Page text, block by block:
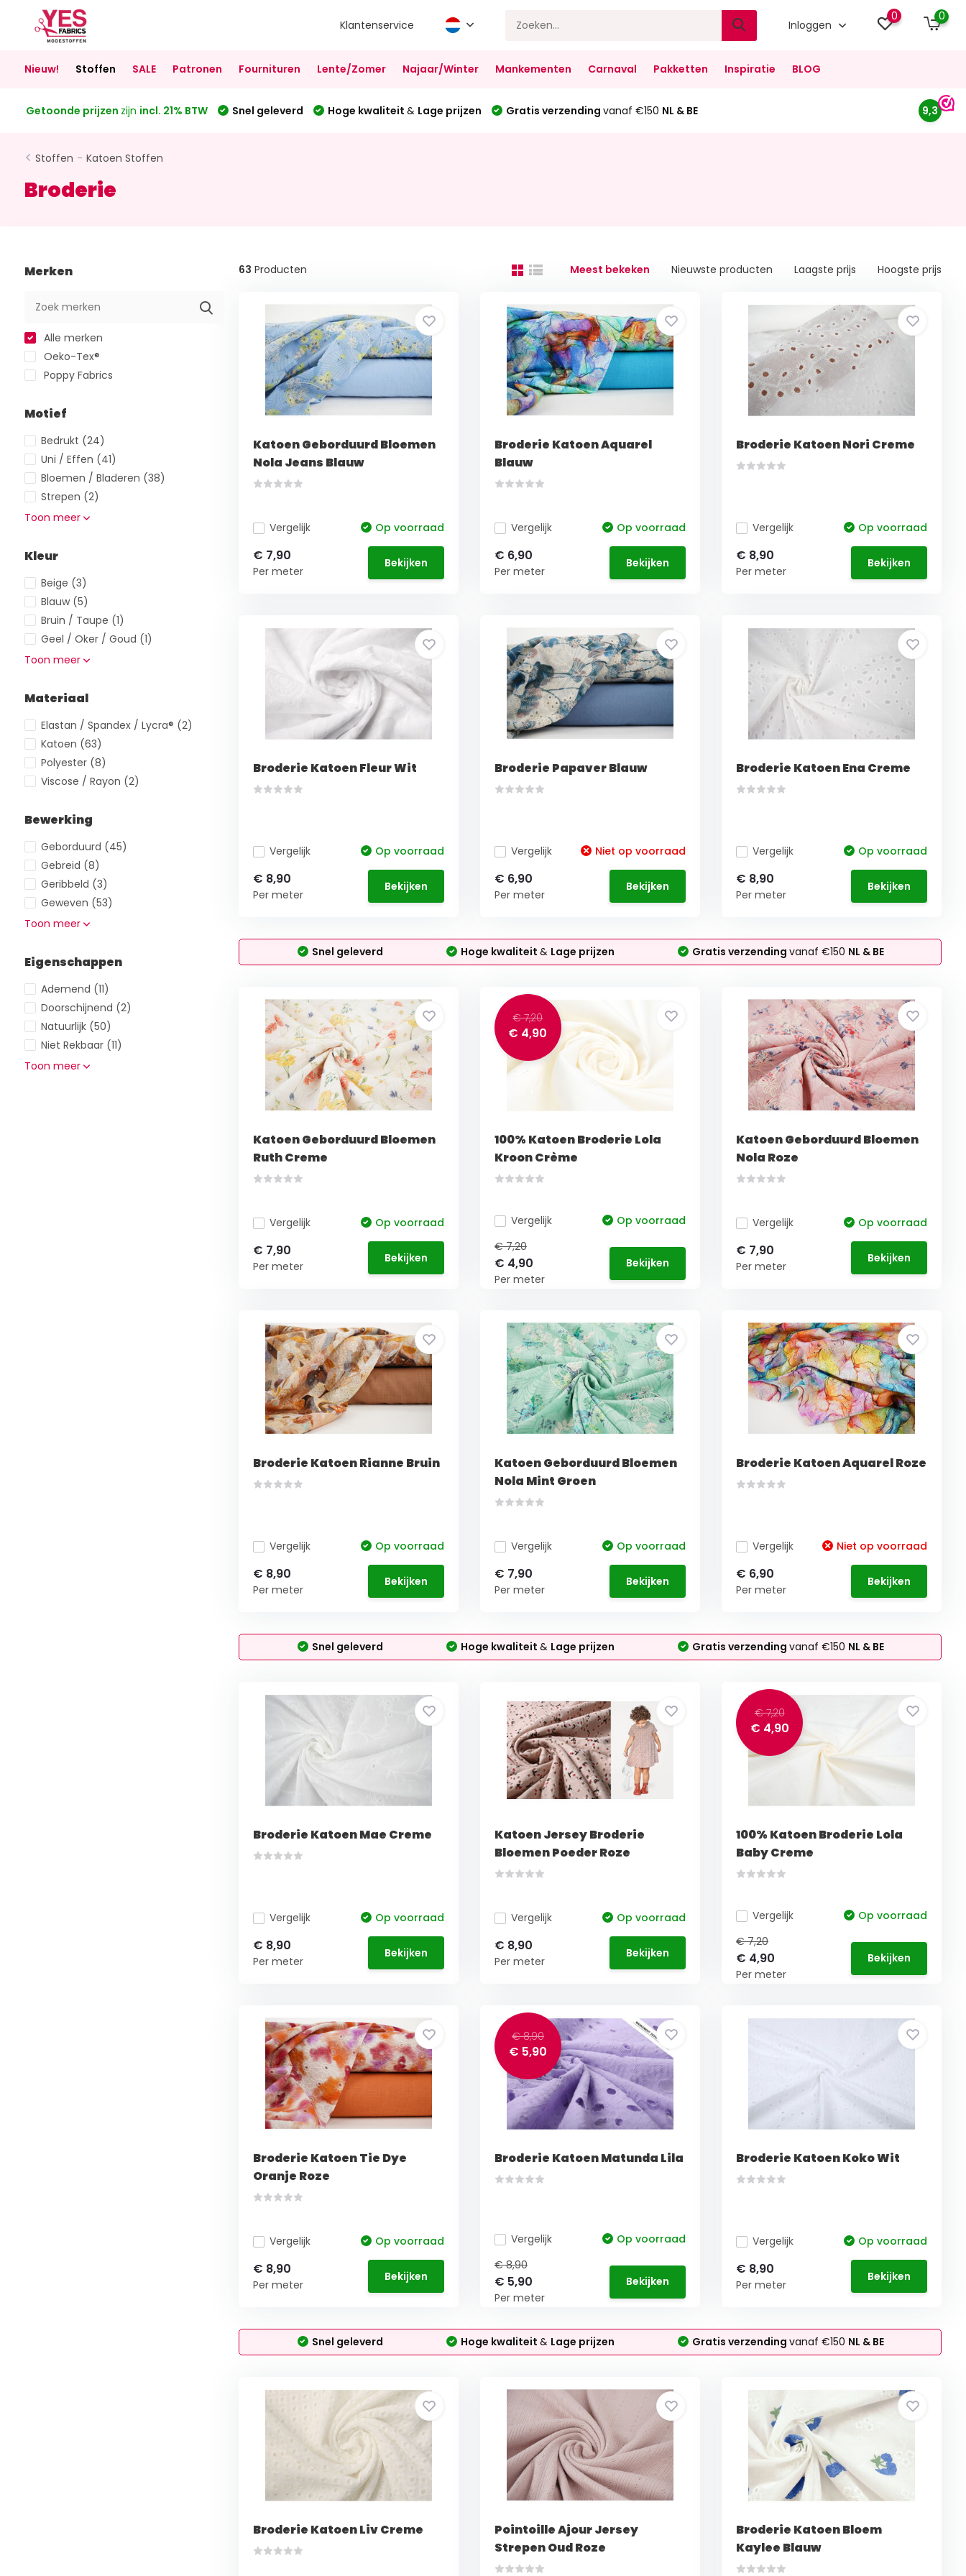
Klantenservice Inloggen
0 0
Nieuw! Stoffen SALE Patronen Fournituren Lente/Zomer Najaar/Winter Mankementen Carnaval Pakketten Inspiratie BLOG
Getoonde prijzen zijn incl. 21% BTW Snel geleverd Hoge kwaliteit & Lage prijzen Gratis verzending vanaf €150 NL & BE 9,3
Stoffen - Katoen Stoffen
Broderie
Merken
Alle merken
Oeko-Tex®
Poppy Fabrics
Motief
Bedrukt (24)
Uni / Effen (41)
Bloemen / Bladeren (38)
Strepen (2)
Toon meer
Kleur
Beige (3)
Blauw (5)
Bruin / Taupe (1)
Geel / Oker / Goud (1)
Toon meer
Materiaal
Elastan / Spandex / Lycra® (2)
Katoen (63)
Polyester (8)
Viscose / Rayon (2)
Bewerking
Geborduurd (45)
Gebreid (8)
Geribbeld (3)
Geweven (53)
Toon meer
Eigenschappen
Ademend (11)
Doorschijnend (2)
Natuurlijk (50)
Niet Rekbaar (11)
Toon meer
63 Producten Meest bekeken Nieuwste producten Laagste prijs Hoogste prijs
Katoen Geborduurd Bloemen
Nola Jeans Blauw
Vergelijk Op voorraad
€ 7,90
Per meter
Bekijken
Broderie Katoen Aquarel
Blauw
Vergelijk Op voorraad
€ 6,90
Per meter
Bekijken
Broderie Katoen Nori Creme
Vergelijk Op voorraad
€ 8,90
Per meter
Bekijken
Broderie Katoen Fleur Wit
Vergelijk Op voorraad
€ 8,90
Per meter
Bekijken
Broderie Papaver Blauw
Vergelijk Niet op voorraad
€ 6,90
Per meter
Bekijken
Broderie Katoen Ena Creme
Vergelijk Op voorraad
€ 8,90
Per meter
Bekijken
Snel geleverd Hoge kwaliteit& Lage prijzen Gratis verzendingvanaf €150 NL & BE
Katoen Geborduurd Bloemen
Ruth Creme
Vergelijk Op voorraad
€ 7,90
Per meter
Bekijken
€ 7,20
€ 4,90
100% Katoen Broderie Lola
Kroon Crème
Vergelijk
Op voorraad
€ 7,20
€ 4,90
Per meter
Bekijken
Katoen Geborduurd Bloemen
Nola Roze
Vergelijk Op voorraad
€ 7,90
Per meter
Bekijken
Broderie Katoen Rianne Bruin
Vergelijk Op voorraad
€ 8,90
Per meter
Bekijken
Katoen Geborduurd Bloemen
Nola Mint Groen
Vergelijk Op voorraad
€ 7,90
Per meter
Bekijken
Broderie Katoen Aquarel Roze
Vergelijk Niet op voorraad
€ 6,90
Per meter
Bekijken
Snel geleverd Hoge kwaliteit& Lage prijzen Gratis verzendingvanaf €150 NL & BE
Broderie Katoen Mae Creme
Vergelijk Op voorraad
€ 8,90
Per meter
Bekijken
Katoen Jersey Broderie
Bloemen Poeder Roze
Vergelijk Op voorraad
€ 8,90
Per meter
Bekijken
€ 7,20
€ 4,90
100% Katoen Broderie Lola
Baby Creme
Vergelijk
Op voorraad
€ 7,20
€ 4,90
Per meter
Bekijken
Broderie Katoen Tie Dye
Oranje Roze
Vergelijk Op voorraad
€ 8,90
Per meter
Bekijken
€ 8,90
€ 5,90
Broderie Katoen Matunda Lila
Vergelijk
Op voorraad
€ 8,90
€ 5,90
Per meter
Bekijken
Broderie Katoen Koko Wit
Vergelijk Op voorraad
€ 8,90
Per meter
Bekijken
Snel geleverd Hoge kwaliteit& Lage prijzen Gratis verzendingvanaf €150 NL & BE
Broderie Katoen Liv Creme
Pointoille Ajour Jersey
Strepen Oud Roze
Broderie Katoen Bloem
Kaylee Blauw